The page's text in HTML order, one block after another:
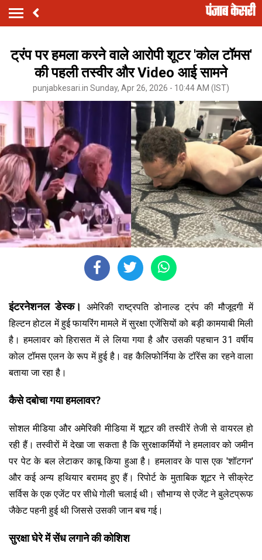
ट्रंप पर हमला करने वाले आरोपी शूटर 'कोल टॉमस'
की पहली तस्वीर और Video आई सामने
punjabkesari.in Sunday, Apr 26, 2026 - 10:44 AM (IST)
इंटरनेशनल डेस्क। अमेरिकी राष्ट्रपति डोनाल्ड ट्रंप की मौजूदगी में
हिल्टन होटल में हुई फायरिंग मामले में सुरक्षा एजेंसियों को बड़ी कामयाबी मिली
है। हमलावर को हिरासत में ले लिया गया है और उसकी पहचान 31 वर्षीय
कोल टॉमस एलन के रूप में हुई है। वह कैलिफोर्निया के टॉरेंस का रहने वाला
बताया जा रहा है।
कैसे दबोचा गया हमलावर?
सोशल मीडिया और अमेरिकी मीडिया में शूटर की तस्वीरें तेजी से वायरल हो
रही हैं। तस्वीरों में देखा जा सकता है कि सुरक्षाकर्मियों ने हमलावर को जमीन
पर पेट के बल लेटाकर काबू किया हुआ है। हमलावर के पास एक 'शॉटगन'
और कई अन्य हथियार बरामद हुए हैं। रिपोर्ट के मुताबिक शूटर ने सीक्रेट
सर्विस के एक एजेंट पर सीधे गोली चलाई थी। सौभाग्य से एजेंट ने बुलेटप्रूफ
जैकेट पहनी हुई थी जिससे उसकी जान बच गई।
सुरक्षा घेरे में सेंध लगाने की कोशिश